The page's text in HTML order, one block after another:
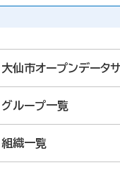
大仙市オープンデータ
グループ一覧
組織一覧